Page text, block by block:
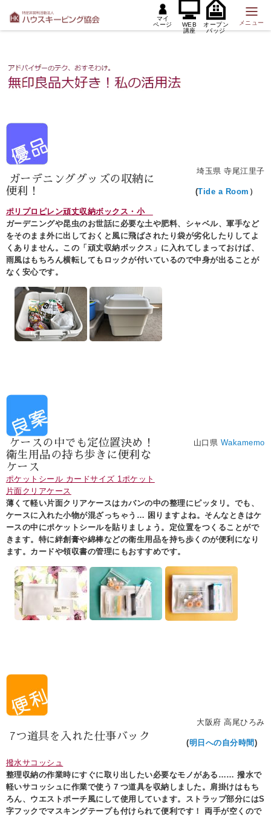
マイ
ページ
WEB
講座
オープン
バッジ
メニュー
ガーデニンググッズの収納に
便利！
埼玉県 寺尾江里子
(Tide a Room ）
ポリプロピレン頑丈収納ボックス・小
ガーデニングや昆虫のお世話に必要な土や肥料、シャベル、軍手など
をそのまま外に出しておくと風に飛ばされたり袋が劣化したりしてよ
くありません。この「頑丈収納ボックス」に入れてしまっておけば、
雨風はもちろん横転してもロックが付いているので中身が出ることが
なく安心です。
ケースの中でも定位置決め！
衛生用品の持ち歩きに便利な
ケース
山口県 Wakamemo
ポケットシール カードサイズ 1ポケット
片面クリアケース
薄くて軽い片面クリアケースはカバンの中の整理にピッタリ。でも、
ケースに入れた小物が混ざっちゃう… 困りますよね。そんなときはケ
ースの中にポケットシールを貼りましょう。定位置をつくることがで
きます。特に絆創膏や綿棒などの衛生用品を持ち歩くのが便利になり
ます。カードや領収書の管理にもおすすめです。
7つ道具を入れた仕事バック
大阪府 高尾ひろみ
(明日への自分時間 )
撥水サコッシュ
整理収納の作業時にすぐに取り出したい必要なモノがある…… 撥水で
軽いサコッシュに作業で使う７つ道具を収納しました。肩掛けはもち
ろん、ウエストポーチ風にして使用しています。ストラップ部分にはS
字フックでマスキングテープも付けられて便利です！ 両手が空くので